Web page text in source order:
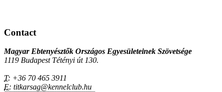
Contact
Magyar Ebtenyésztők Országos Egyesületeinek Szövetsége
1119 Budapest Tétényi út 130.
T: +36 70 465 3911
E: titkarsag@kennelclub.hu